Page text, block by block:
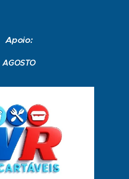
Apoio:
AGOSTO